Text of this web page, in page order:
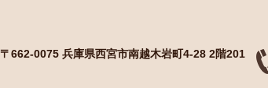
〒662-0075 兵庫県西宮市南越木岩町4-28 2階201